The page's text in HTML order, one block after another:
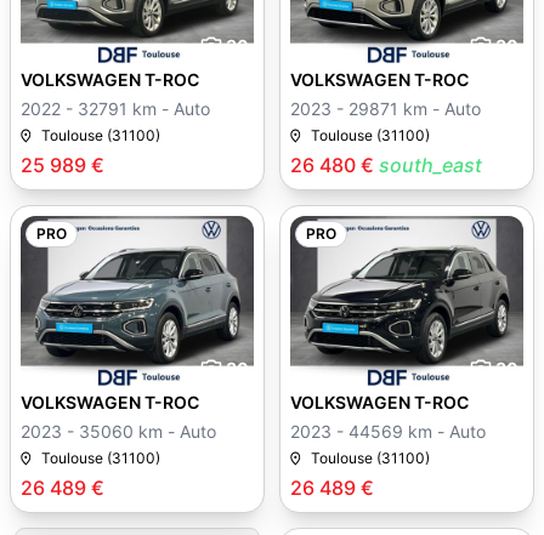
30
25 989 €
VOLKSWAGEN T-ROC
2022 - 32791 km - Auto
Toulouse (31100)
30
26 480 € south_east
VOLKSWAGEN T-ROC
2023 - 29871 km - Auto
Toulouse (31100)
PRO
30
26 489 €
VOLKSWAGEN T-ROC
2023 - 35060 km - Auto
Toulouse (31100)
PRO
30
26 489 €
VOLKSWAGEN T-ROC
2023 - 44569 km - Auto
Toulouse (31100)